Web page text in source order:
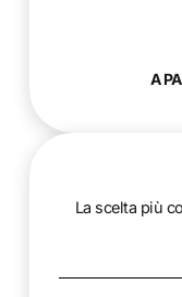
A
La scelta più